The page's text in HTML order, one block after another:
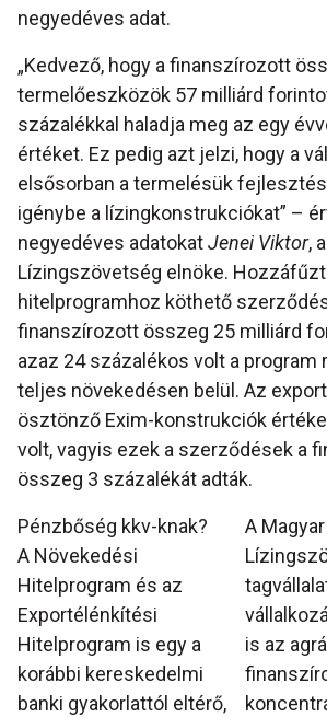
negyedéves adat.
„Kedvező, hogy a finanszírozott
termelőeszközök 57 milliárd
százalékkal haladja meg az egy
értéket. Ez pedig azt jelzi, hogy a
elsősorban a termelésük
igénybe a lízingkonstrukciókat” –
negyedéves adatokatJenei Viktor,
Lízingszövetség elnöke.
hitelprogramhoz köthető
finanszírozott összeg 25 milliárd
azaz 24 százalékos volt a program
teljes növekedésen belül. Az
ösztönző Exim-konstrukciók
volt, vagyis ezek a szerződések a
összeg 3 százalékát adták.
Pénzbőség kkv-knak?
A Növekedési
Hitelprogram és az
Exportélénkítési
Hitelprogram is egy a
korábbi kereskedelmi
banki gyakorlattól eltérő,
A Magyar
is az